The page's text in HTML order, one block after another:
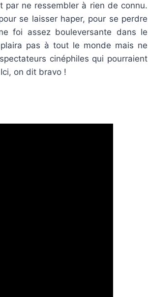
par ne ressembler à rien de connu.
se laisser haper, pour se perdre
foi assez bouleversante dans le
pas à tout le monde mais ne
cinéphiles qui pourraient
on dit bravo !